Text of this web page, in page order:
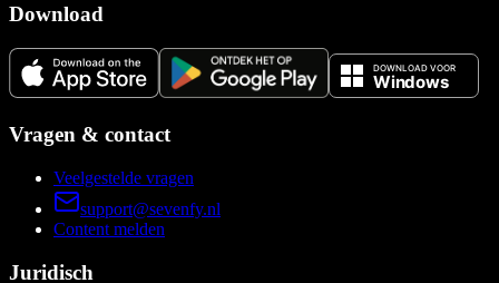
Download
Vragen & contact
Veelgestelde vragen
support@sevenfy.nl
Content melden
Juridisch